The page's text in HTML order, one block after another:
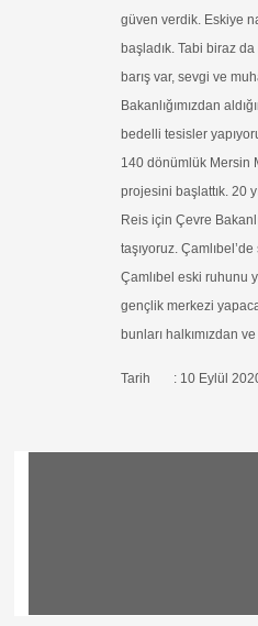
güven verdik. Eskiye
başladık. Tabi biraz
barış var, sevgi ve
Bakanlığımızdan
bedelli tesisler
140 dönümlük Mersin
projesini başlattık. 20
Reis için Çevre
taşıyoruz.
Çamlıbel eski ruhunu
gençlik merkezi
bunları halkımızdan
Tarih : 10 Eylül
Tüm Hakları